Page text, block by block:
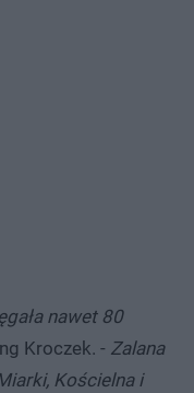
nawet 80‬
Kroczek. - Zalana
Kościelna i